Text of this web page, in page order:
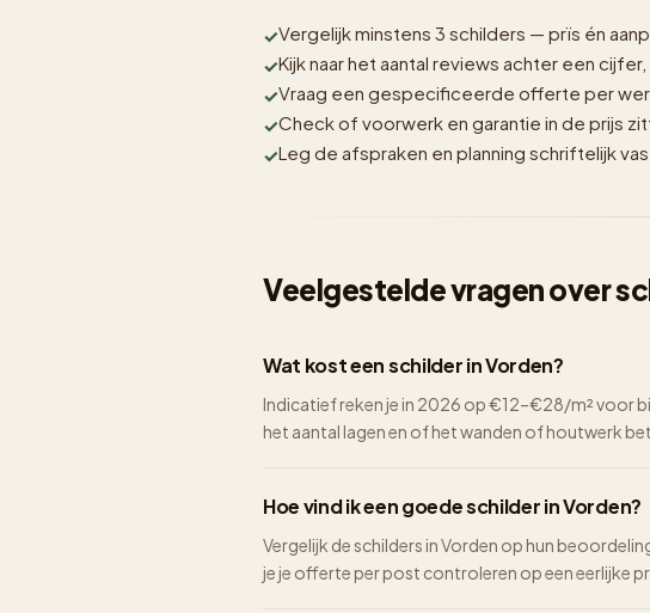
Vergelijk minstens 3 schilders — prïs én
Kijk naar het aantal reviews achter een
Vraag een gespecificeerde offerte per
Check of voorwerk en garantie in de prijs
Leg de afspraken en planning schriftelijk
Veelgestelde vragen over
Wat kost een schilder in Vorden?
Indicatief reken je in 2026 op €12–€28/m² voor
het aantal lagen en of het wanden of houtwerk
Hoe vind ik een goede schilder in Vorden?
Vergelijk de schilders in Vorden op hun
je je offerte per post controleren op een eerlijke